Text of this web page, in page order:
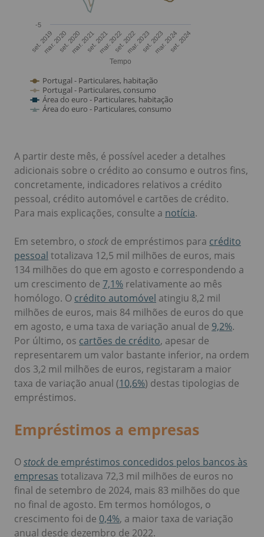
A partir deste mês, é possível aceder a detalhes
adicionais sobre o crédito ao consumo e outros fins,
concretamente, indicadores relativos a crédito
pessoal, crédito automóvel e cartões de crédito.
Para mais explicações, consulte a notícia.
Em setembro, o stock de empréstimos para crédito
pessoal totalizava 12,5 mil milhões de euros, mais
134 milhões do que em agosto e correspondendo a
um crescimento de 7,1% relativamente ao mês
homólogo. O crédito automóvel atingiu 8,2 mil
milhões de euros, mais 84 milhões de euros do que
em agosto, e uma taxa de variação anual de 9,2%.
Por último, os cartões de crédito, apesar de
representarem um valor bastante inferior, na ordem
dos 3,2 mil milhões de euros, registaram a maior
taxa de variação anual (10,6%) destas tipologias de
empréstimos.
Empréstimos a empresas
Ostock de empréstimos concedidos pelos bancos às
empresas totalizava 72,3 mil milhões de euros no
final de setembro de 2024, mais 83 milhões do que
no final de agosto. Em termos homólogos, o
crescimento foi de 0,4%, a maior taxa de variação
anual desde dezembro de 2022.